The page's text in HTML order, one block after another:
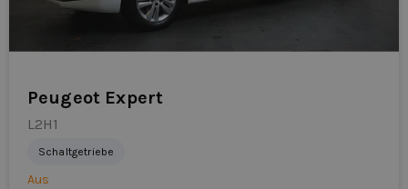
wie zum Beispiel:Der Mobilitätsfinanzierer
anderen Leasinggesellschaften.
Peugeot Expert
L2H1
Schaltgetriebe
Aus